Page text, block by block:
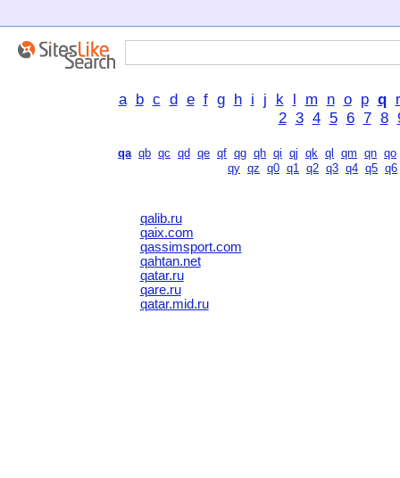
a b c d e f g h i j k l m n o p q r
2 3 4 5 6 7 8
qa qb qc qd qe qf qg qh qi qj qk ql qm qn qo
qy qz q0 q1 q2 q3 q4 q5 q6
qalib.ru
qaix.com
qassimsport.com
qahtan.net
qatar.ru
qare.ru
qatar.mid.ru